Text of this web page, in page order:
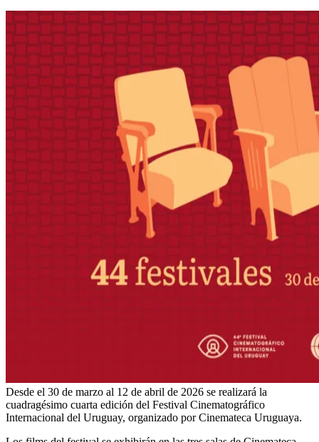
Desde el 30 de marzo al 12 de abril de 2026 se realizará la
cuadragésimo cuarta edición del Festival Cinematográfico
Internacional del Uruguay, organizado por Cinemateca Uruguaya.